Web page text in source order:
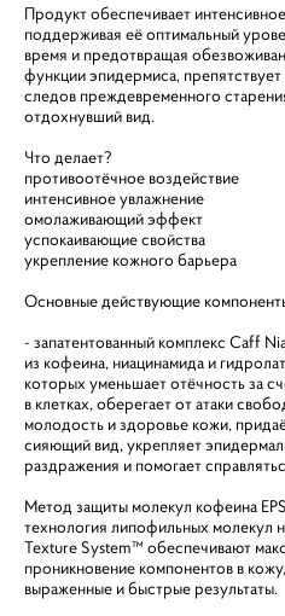
Продукт обеспечивает
поддерживая её оптимальный
время и предотвращая
функции эпидермиса,
следов преждевременного
отдохнувший вид.
Что делает?
противоотёчное воздействие
интенсивное увлажнение
омолаживающий эффект
успокаивающие свойства
укрепление кожного барьера
Основные действующие
- запатентованный комплекс Caff
из кофеина, ниацинамида и
которых уменьшает отёчность за
в клетках, оберегает от атаки
молодость и здоровье кожи,
сияющий вид, укрепляет
раздражения и помогает
Метод защиты молекул кофеина
технология липофильных молекул
Texture System™ обеспечивают
проникновение компонентов в
выраженные и быстрые результаты.